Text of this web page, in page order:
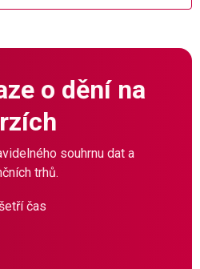
o dění na
souhrnu dat a
trhů.
čas